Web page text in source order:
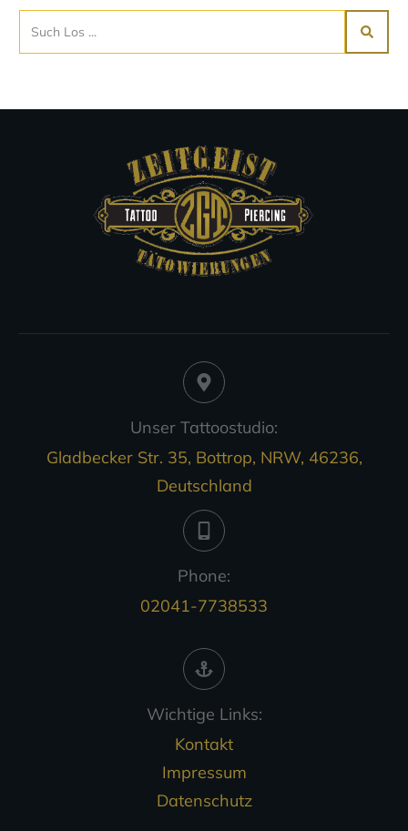
Unser Tattoostudio:
Gladbecker Str. 35, Bottrop, NRW, 46236,
Deutschland
Phone:
02041-7738533
Wichtige Links:
Kontakt
Impressum
Datenschutz